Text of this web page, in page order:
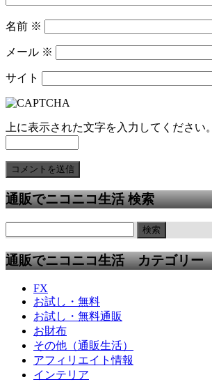
名前 ※
メール ※
サイト
上に表示された文字を入力してください。
通販でニコニコ生活 検索
通販でニコニコ生活 カテゴリー
FX
お試し・無料
お試し・無料通販
お財布
その他（通販生活）
アフィリエイト情報
インテリア